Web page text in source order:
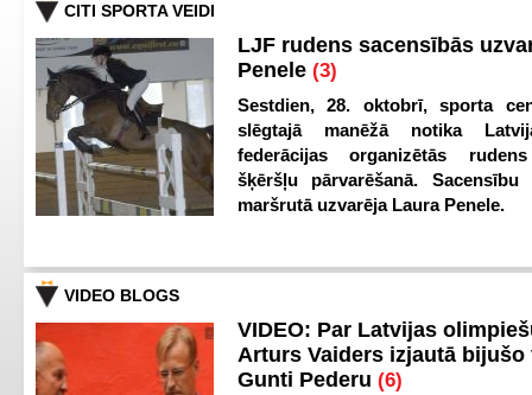
CITI SPORTA VEIDI
LJF rudens sacensībās
Penele (3)
Sestdien, 28. oktobrī, sporta
slēgtajā manēžā notika
federācijas organizētās
šķēršļu pārvarēšanā. Sacensību
maršrutā uzvarēja Laura Penele.
VIDEO BLOGS
VIDEO: Par Latvijas
Arturs Vaiders izjautā bijušo
Gunti Pederu (6)